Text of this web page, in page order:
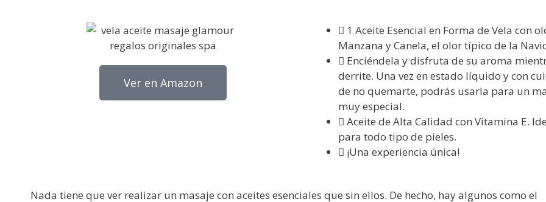
Ver en Amazon
1 Aceite Esencial en Forma de Vela con
Manzana y Canela, el olor típico de la
Enciéndela y disfruta de su aroma
derrite. Una vez en estado líquido y con
de no quemarte, podrás usarla para un
muy especial.
Aceite de Alta Calidad con Vitamina E.
para todo tipo de pieles.
¡Una experiencia única!
Nada tiene que ver realizar un masaje con aceites esenciales que sin ellos. De hecho, hay algunos como el